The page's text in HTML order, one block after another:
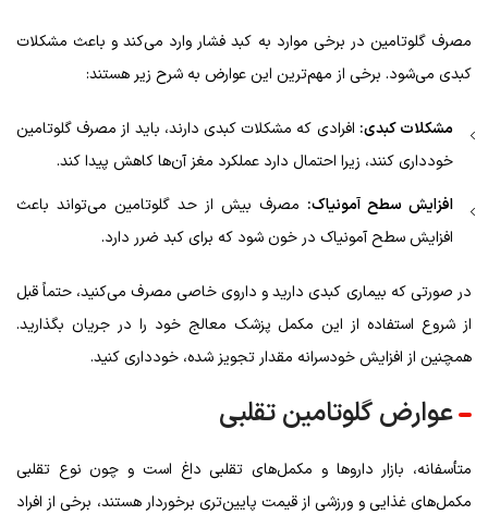
مصرف گلوتامین در برخی موارد به کبد فشار وارد می‌کند و باعث مشکلات
کبدی می‌شود. برخی از مهم‌ترین این عوارض به شرح زیر هستند:
مشکلات کبدی: افرادی که مشکلات کبدی دارند، باید از مصرف گلوتامین
خودداری کنند، زیرا احتمال دارد عملکرد مغز آن‌ها کاهش پیدا کند.
افزایش سطح آمونیاک: مصرف بیش از حد گلوتامین می‌تواند باعث
افزایش سطح آمونیاک در خون شود که برای کبد ضرر دارد.
در صورتی که بیماری کبدی دارید و داروی خاصی مصرف می‌کنید، حتماً قبل
از شروع استفاده از این مکمل پزشک معالج خود را در جریان بگذارید.
همچنین از افزایش خودسرانه مقدار تجویز شده، خودداری کنید.
عوارض گلوتامین تقلبی
متأسفانه، بازار داروها و مکمل‌های تقلبی داغ است و چون نوع تقلبی
مکمل‌های غذایی و ورزشی از قیمت پایین‌تری برخوردار هستند، برخی از افراد